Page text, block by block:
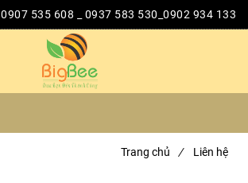
0907 535 608 _ 0937 583 530_0902 934 133
Trang chủ / Liên hệ